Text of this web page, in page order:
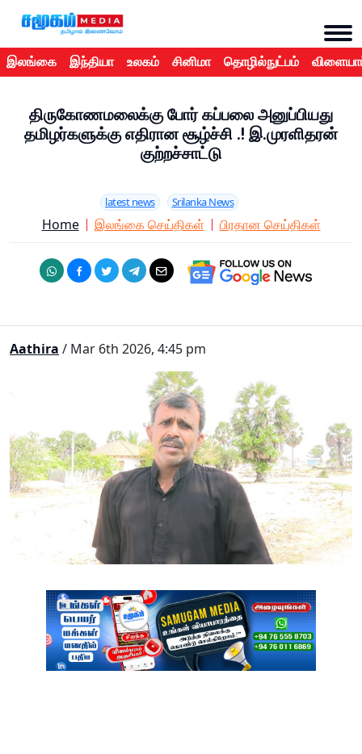
இலங்கை இந்தியா உலகம் சினிமா தொழில்நுட்பம்
திருகோணமலைக்கு போர் கப்பலை அனுப்பியது
தமிழர்களுக்கு எதிரான சூழ்ச்சி .! இ.முரளிதரன்
குற்றச்சாட்டு
latest news Srilanka News
Home இலங்கை செய்திகள் பிரதான செய்திகள்
Aathira / Mar 6th 2026, 4:45 pm